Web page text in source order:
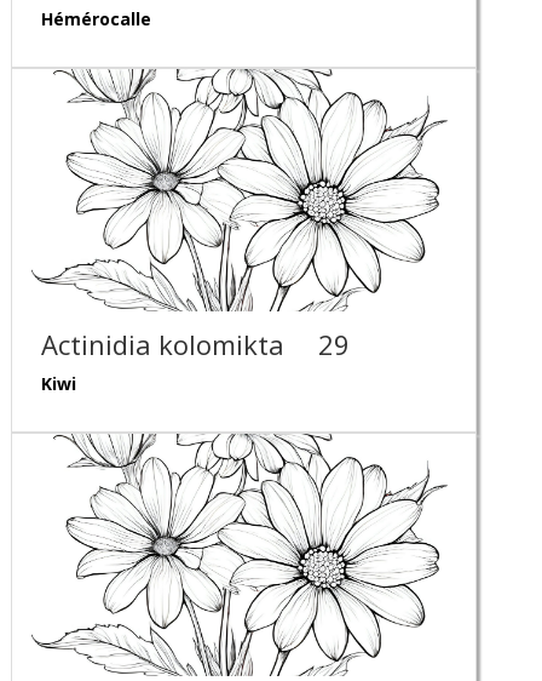
Hémérocalle
Actinidia kolomikta 29
Kiwi